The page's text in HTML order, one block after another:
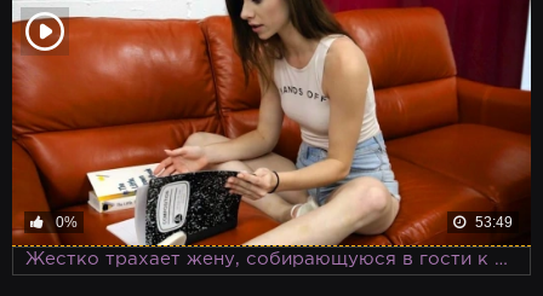
0% 53:49
Жестко трахает жену, собирающуюся в гости к подруге, из-за ревности